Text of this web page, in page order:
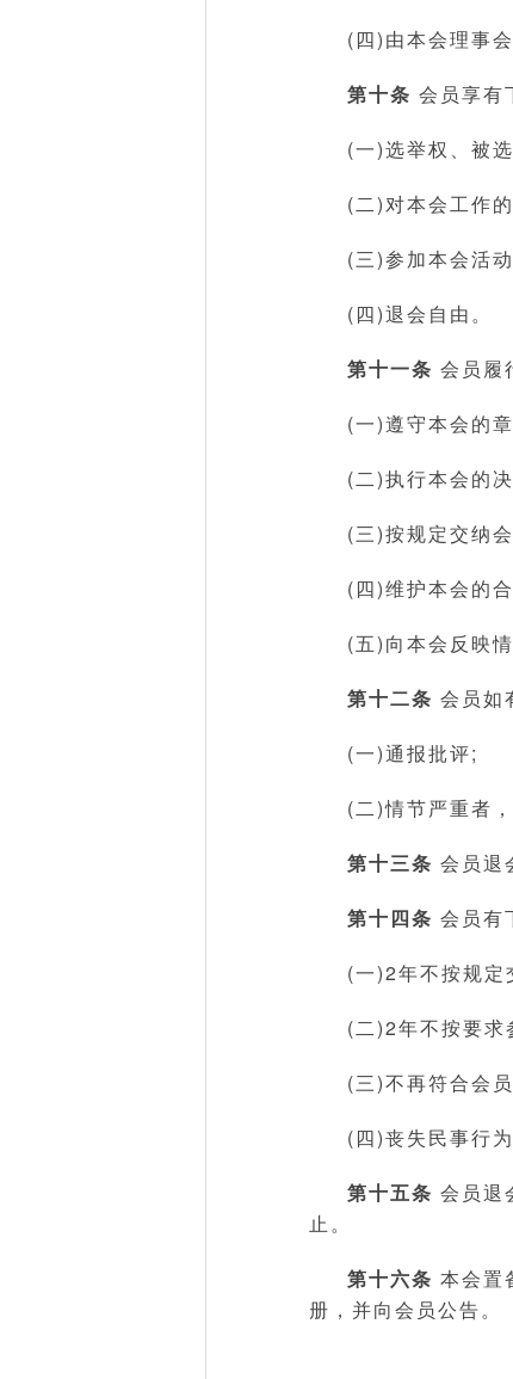
(四)由本会理事
第十条 会员享有
(一)选举权、被
(二)对本会工作
(三)参加本会活
(四)退会自由。
第十一条 会员履
(一)遵守本会的
(二)执行本会的
(三)按规定交纳
(四)维护本会的
(五)向本会反映
第十二条 会员如
(一)通报批评;
(二)情节严重者
第十三条 会员退
第十四条 会员有
(一)2年不按规定
(二)2年不按要求
(三)不再符合会
(四)丧失民事行为
第十五条 会员退
止。
第十六条 本会置
册，并向会员公告。